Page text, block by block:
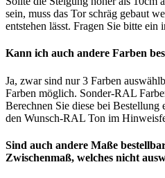
sein, muss das Tor schräg gebaut
entstehen lässt. Fragen Sie bitte
Kann ich auch andere Farben
Ja, zwar sind nur 3 Farben
Farben möglich. Sonder-RAL
Berechnen Sie diese bei
den Wunsch-RAL Ton im
Sind auch andere Maße
Zwischenmaß, welches nicht